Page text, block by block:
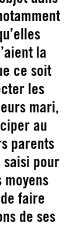
la
ce soit
les
mari,
au
parents
pour
faire
de ses